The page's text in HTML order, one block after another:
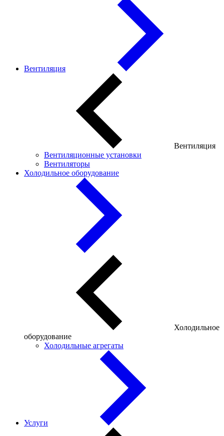
Вентиляция
Вентиляция
Вентиляционные установки
Вентиляторы
Холодильное оборудование
Холодильное
оборудование
Холодильные агрегаты
Услуги